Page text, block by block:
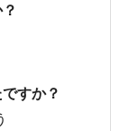
すか？